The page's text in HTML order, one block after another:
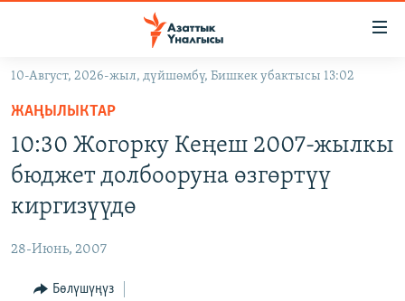
Навигацияга
өтүңүз
салыңыз
МАДАНИЯТ
ДҮЙНӨ
ТВ ПРОГРАММАЛАР
БҮГҮН АЗАТТЫКТА
ПОДКАСТ
10-Август, 2026-жыл, дүйшөмбү, Бишкек убактысы 13:02
ЖАҢЫЛЫКТАР
10:30 Жогорку Кеңеш 2007-жылкы
бюджет долбооруна өзгөртүү
киргизүүдө
28-Июнь, 2007
Бөлүшүңүз